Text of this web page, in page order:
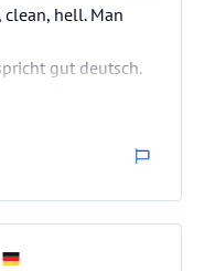
hell. Man
gut deutsch.
Türe direkt nach
Dampfbad und
Terrasse ( bei
Platz für alle